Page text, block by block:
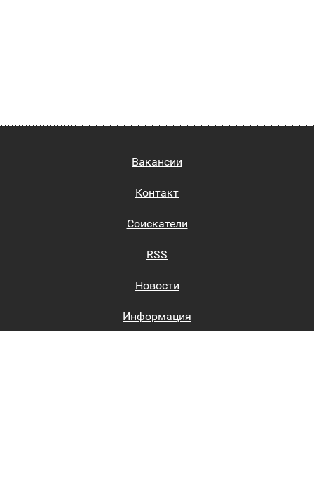
Вакансии
Контакт
Соискатели
RSS
Новости
Информация